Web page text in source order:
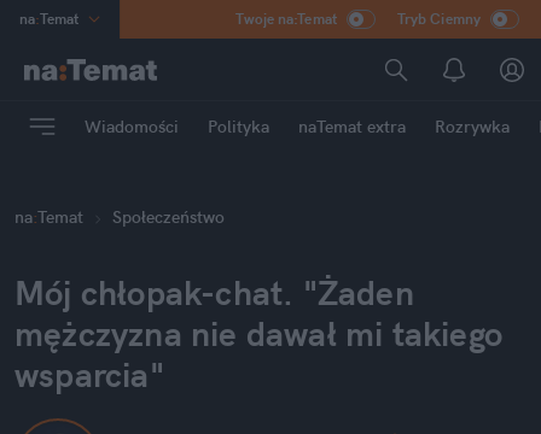
na:Temat
Poland
mama
Rozrywka
Twoje na:Temat Tryb Ciemny
Wiadomości Polityka naTemat extra Rozrywka
na:Temat Społeczeństwo
Mój chłopak-chat. "Żaden
mężczyzna nie dawał mi takiego
wsparcia"